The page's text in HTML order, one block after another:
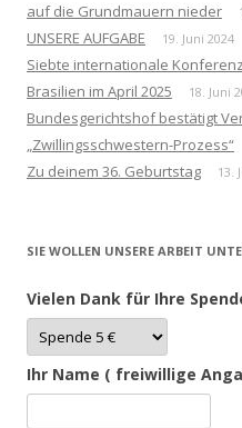
auf die Grundmauern nieder
UNSERE AUFGABE 19. Juni 2024
Siebte internationale
Brasilien im April 2025
18. Juni
Bundesgerichtshof bestätigt
„Zwillingsschwestern-Prozess“
Zu deinem 36. Geburtstag 13.
SIE WOLLEN UNSERE ARBEIT
Vielen Dank für Ihre
Ihr Name ( freiwillige